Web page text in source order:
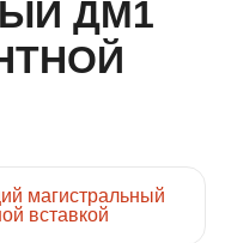
СТУПЕНИ
ДМ1